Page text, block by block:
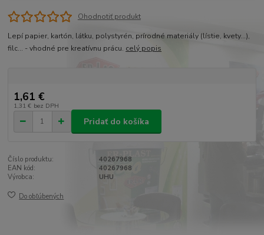
Ohodnotiť produkt
Lepí papier, kartón, látku, polystyrén, prírodné materiály (lístie, kvety...),
filc... - vhodné pre kreatívnu prácu. celý popis
1,61 €
1,31 € bez DPH
Pridať do košíka
Číslo produktu:
40267968
EAN kód:
40267968
Výrobca:
UHU
Do obľúbených